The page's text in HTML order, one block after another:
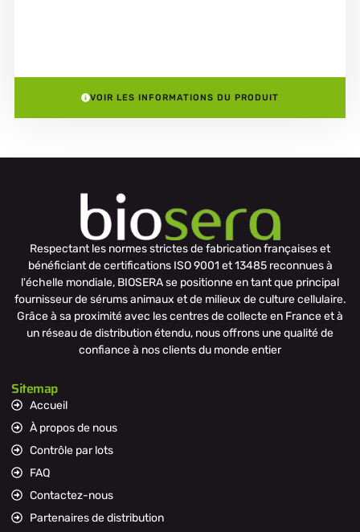
VOIR LES INFORMATIONS DU PRODUIT
Respectant les normes strictes de fabrication françaises et
bénéficiant de certifications ISO 9001 et 13485 reconnues à
l'échelle mondiale, BIOSERA se positionne en tant que principal
fournisseur de sérums animaux et de milieux de culture cellulaire.
Grâce à sa proximité avec les centres de collecte en France et à
un réseau de distribution étendu, nous offrons une qualité de
confiance à nos clients du monde entier
Sitemap
Accueil
À propos de nous
Contrôle par lots
FAQ
Contactez-nous
Partenaires de distribution